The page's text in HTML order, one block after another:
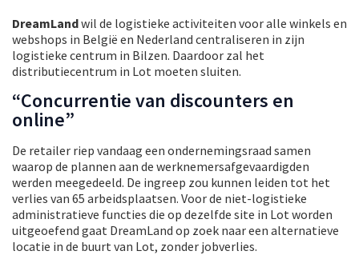
DreamLandwil de logistieke activiteiten voor alle winkels en
webshops in België en Nederland centraliseren in zijn
logistieke centrum in Bilzen. Daardoor zal het
distributiecentrum in Lot moeten sluiten.
“Concurrentie van discounters en
online”
De retailer riep vandaag een ondernemingsraad samen
waarop de plannen aan de werknemersafgevaardigden
werden meegedeeld. De ingreep zou kunnen leiden tot het
verlies van 65 arbeidsplaatsen. Voor de niet-logistieke
administratieve functies die op dezelfde site in Lot worden
uitgeoefend gaat DreamLand op zoek naar een alternatieve
locatie in de buurt van Lot, zonder jobverlies.